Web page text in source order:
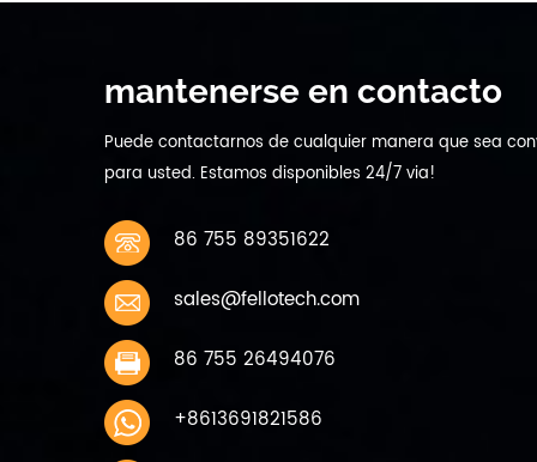
mantenerse en contacto
Puede contactarnos de cualquier manera que sea
para usted. Estamos disponibles 24/7 via!
86 755 89351622
sales@fellotech.com
86 755 26494076
+8613691821586